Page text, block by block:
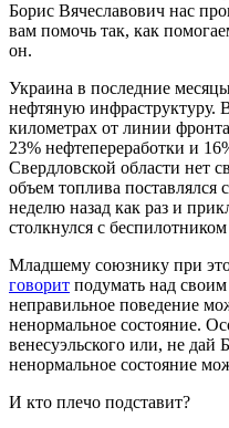
Борис Вячеславович нас
вам помочь так, как
он.
Украина в последние
нефтяную инфраструктуру.
километрах от линии
23% нефтепереработки и
Свердловской области нет
объем топлива
неделю назад как раз и
столкнулся с
Младшему союзнику при
говорит подумать над
неправильное поведение
ненормальное состояние.
венесуэльского или, не дай
ненормальное состояние
И кто плечо подставит?